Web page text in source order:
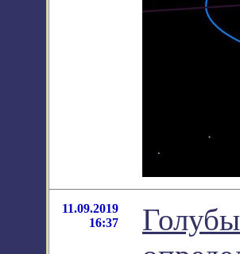
11.09.2019
16:37